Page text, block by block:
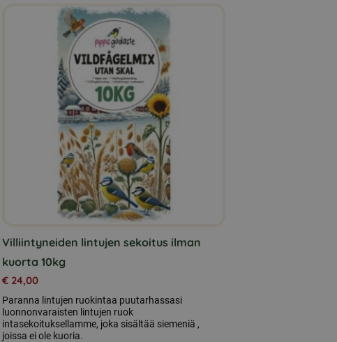
Villiintyneiden lintujen sekoitus ilman
kuorta 10kg
€ 24,00
Paranna lintujen ruokintaa puutarhassasi
luonnonvaraisten lintujen ruok
intasekoituksellamme, joka sisältää siemeniä ,
joissa ei ole kuoria.